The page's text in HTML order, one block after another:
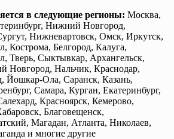
в следующие регионы: Москва,
Нижний Новгород,
Нижневартовск, Омск, Иркутск,
Кострома, Белгород, Калуга,
Тверь, Сыктывкар, Архангельск,
Новгород, Нальчик, Краснодар,
Йошкар-Ола, Саранск, Казань,
Самара, Курган, Екатеринбург,
Красноярск, Кемерово,
Благовещенск,
Магадан, Атланта, Николаев,
и многие другие